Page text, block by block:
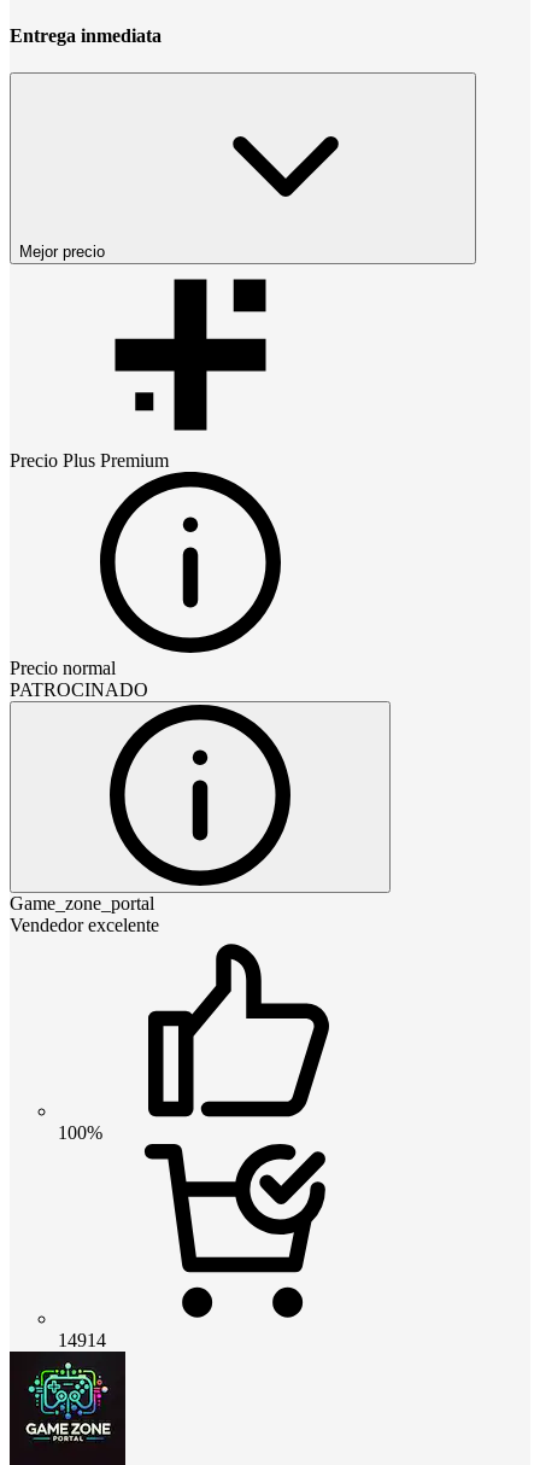
Entrega inmediata
Mejor precio
Precio Plus Premium
Precio normal
PATROCINADO
Game_zone_portal
Vendedor excelente
100%
14914